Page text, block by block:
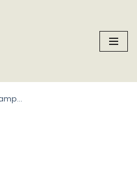
Sifferbo Förtätningskampanj